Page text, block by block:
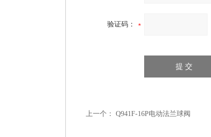
验证码：
上一个： Q941F-16P电动法兰球阀